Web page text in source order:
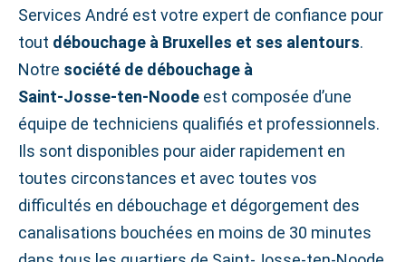
Services André est votre expert de confiance pour
tout débouchage à Bruxelles et ses alentours.
Notre société de débouchage à
Saint‑Josse‑ten‑Noode est composée d’une
équipe de techniciens qualifiés et professionnels.
Ils sont disponibles pour aider rapidement en
toutes circonstances et avec toutes vos
difficultés en débouchage et dégorgement des
canalisations bouchées en moins de 30 minutes